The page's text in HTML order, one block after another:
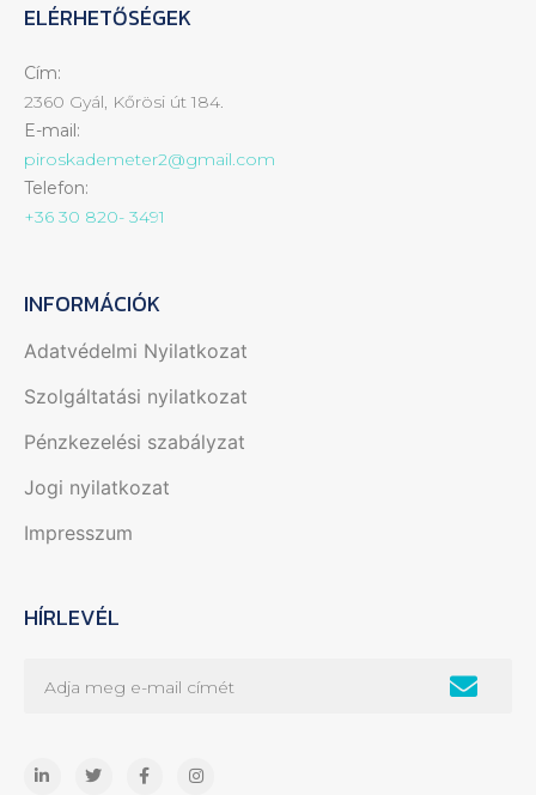
ELÉRHETŐSÉGEK
Cím:
2360 Gyál, Kőrösi út 184.
E-mail:
piroskademeter2@gmail.com
Telefon:
+36 30 820- 3491
INFORMÁCIÓK
Adatvédelmi Nyilatkozat
Szolgáltatási nyilatkozat
Pénzkezelési szabályzat
Jogi nyilatkozat
Impresszum
HÍRLEVÉL